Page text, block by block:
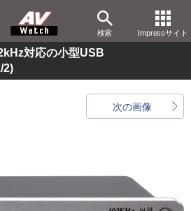
検索 Impressサイト
対応の小型USB
2)
次の画像